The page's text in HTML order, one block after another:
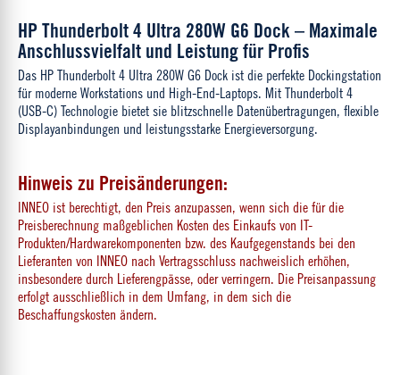
HP Thunderbolt 4 Ultra 280W G6 Dock – Maximale
Anschlussvielfalt und Leistung für Profis
Das HP Thunderbolt 4 Ultra 280W G6 Dock ist die perfekte Dockingstation
für moderne Workstations und High-End-Laptops. Mit Thunderbolt 4
(USB-C) Technologie bietet sie blitzschnelle Datenübertragungen, flexible
Displayanbindungen und leistungsstarke Energieversorgung.
Hinweis zu Preisänderungen:
INNEO ist berechtigt, den Preis anzupassen, wenn sich die für die
Preisberechnung maßgeblichen Kosten des Einkaufs von IT-
Produkten/Hardwarekomponenten bzw. des Kaufgegenstands bei den
Lieferanten von INNEO nach Vertragsschluss nachweislich erhöhen,
insbesondere durch Lieferengpässe, oder verringern. Die Preisanpassung
erfolgt ausschließlich in dem Umfang, in dem sich die
Beschaffungskosten ändern.